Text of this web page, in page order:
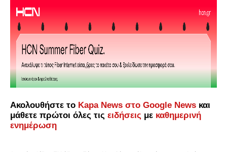
Ακολουθήστε το Kapa News στο Google News και
μάθετε πρώτοι όλες τις ειδήσεις με καθημερινή
ενημέρωση